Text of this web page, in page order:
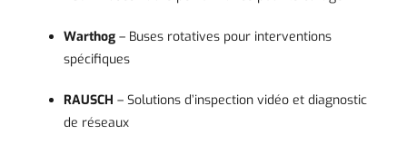
Warthog – Buses rotatives pour interventions
spécifiques
RAUSCH – Solutions d’inspection vidéo et diagnostic
de réseaux